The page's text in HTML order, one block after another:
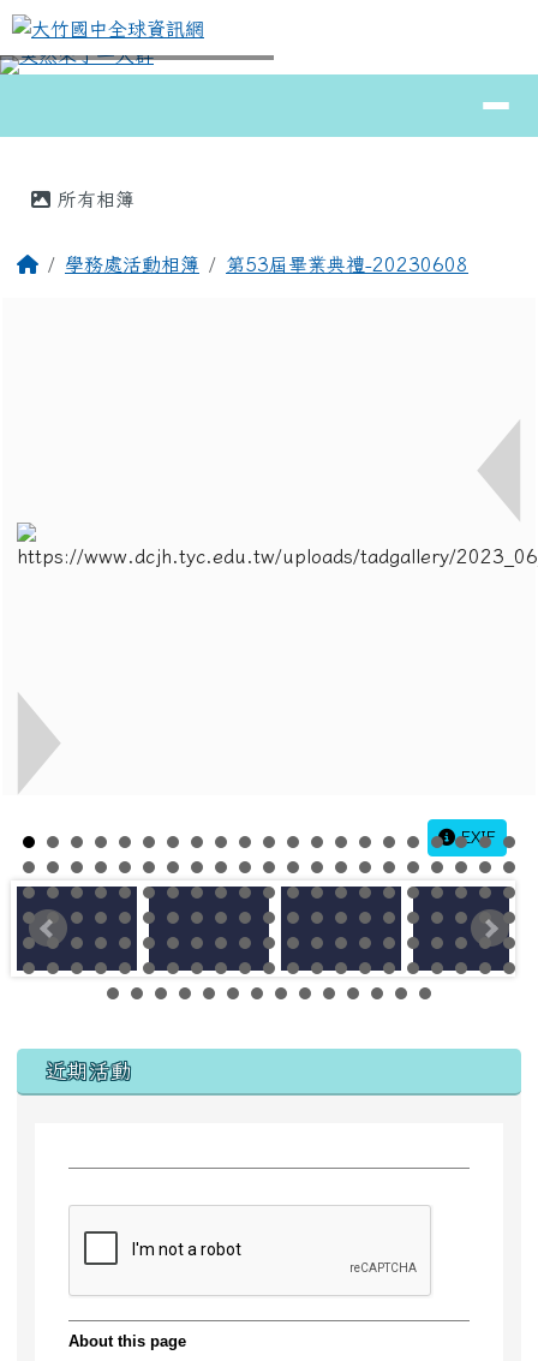
跳至主內容區
大竹國中全球資訊網
⏸
所有相簿
回首頁學務處活動相簿 第53屆畢業典禮-20230608
EXIF
左邊區域內容
近期活動